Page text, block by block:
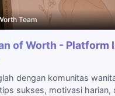
Team
of Worth - Platform
dengan komunitas
sukses, motivasi harian,